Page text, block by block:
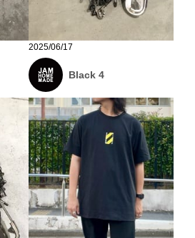
2025/06/17
Black 4